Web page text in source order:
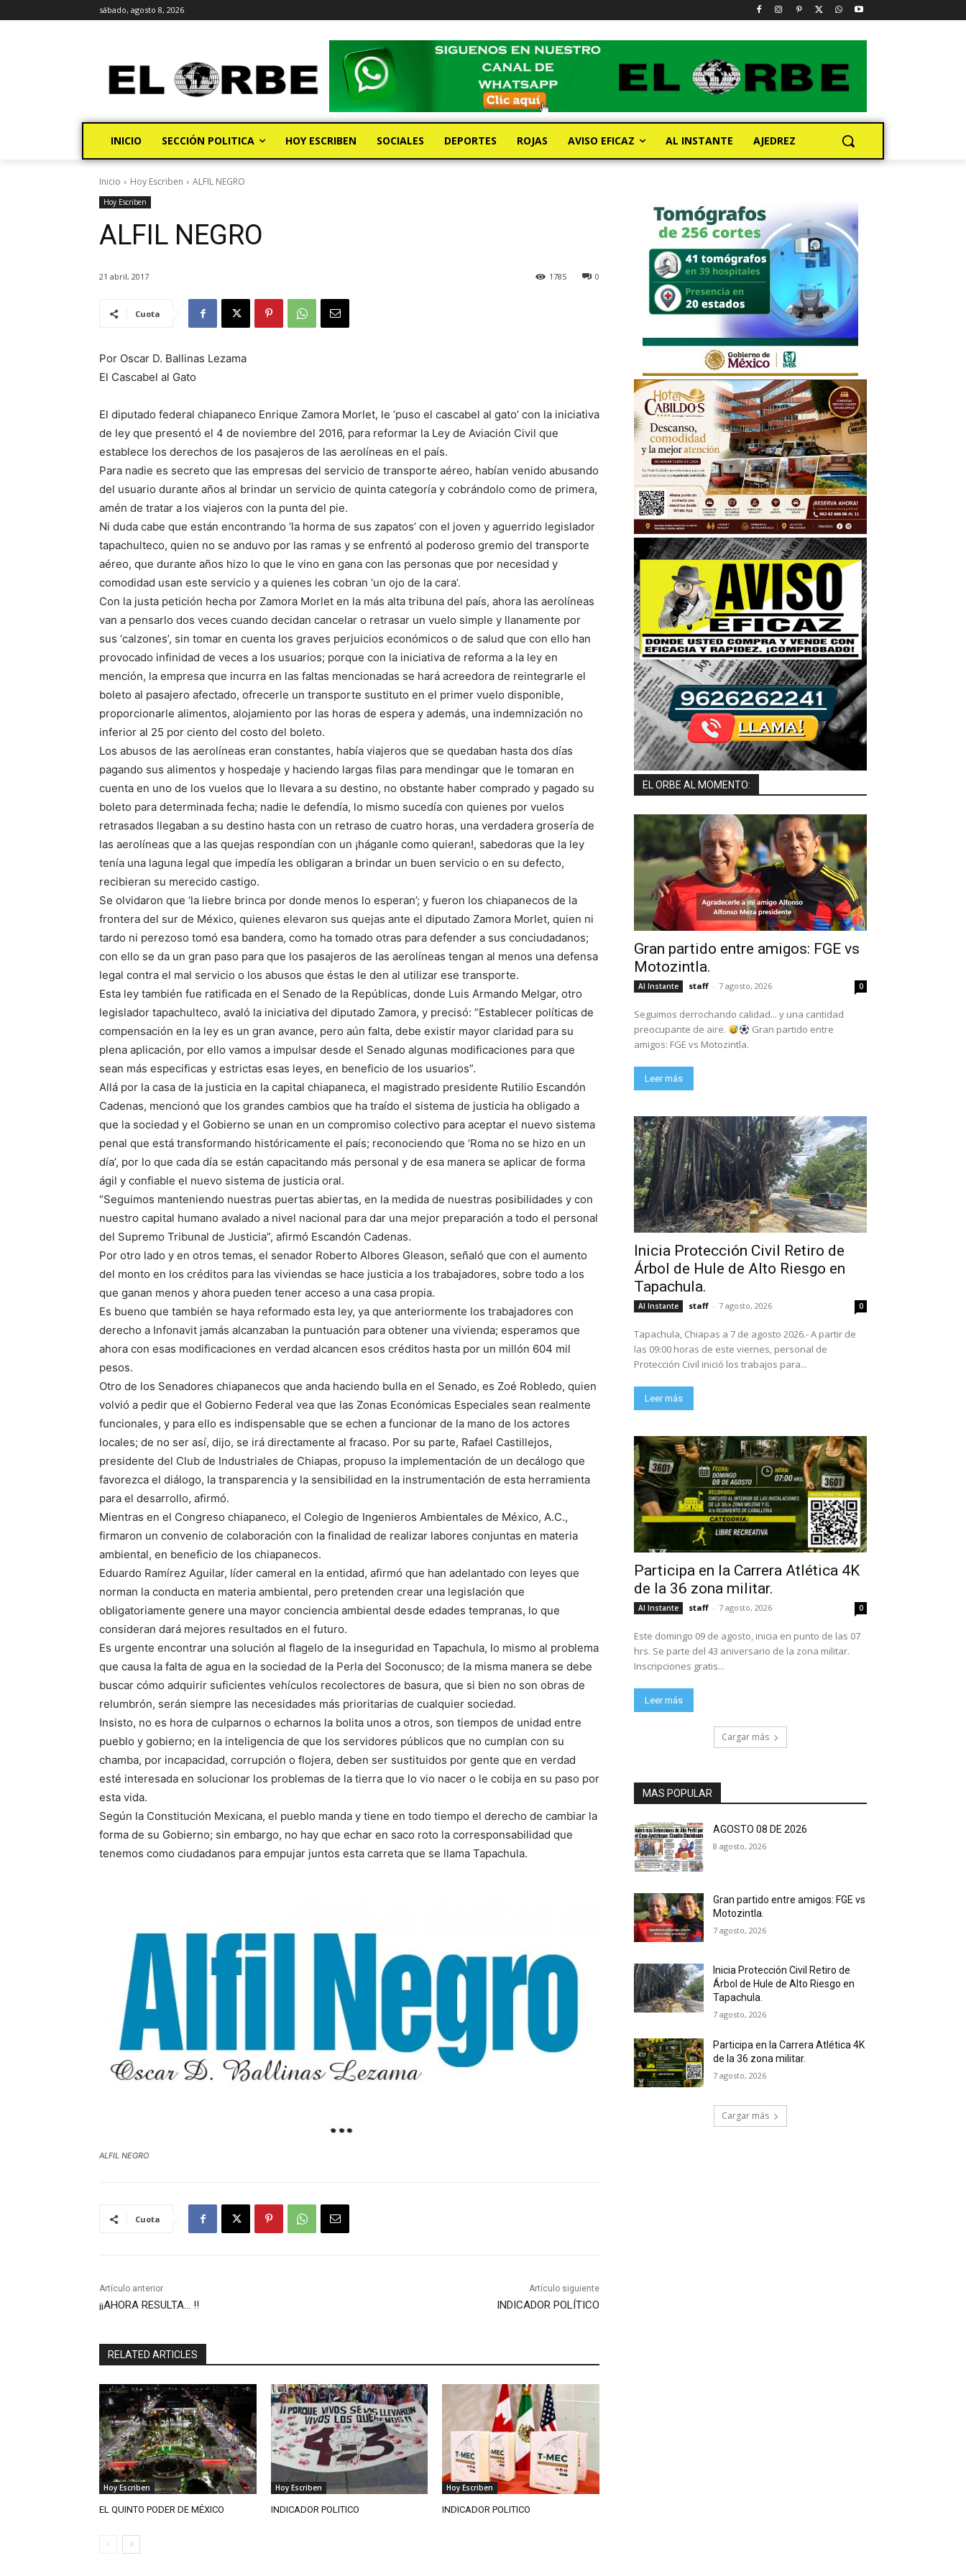
sábado, agosto 8, 2026
INICIO SECCIÓN POLITICA HOY ESCRIBEN SOCIALES DEPORTES ROJAS AVISO EFICAZ AL INSTANTE AJEDREZ
Inicio Hoy Escriben ALFIL NEGRO
Hoy Escriben
ALFIL NEGRO
21 abril, 2017 0
1785
Cuota
Por Oscar D. Ballinas Lezama
El Cascabel al Gato
El diputado federal chiapaneco Enrique Zamora Morlet, le ‘puso el cascabel al gato’ con la iniciativa
de ley que presentó el 4 de noviembre del 2016, para reformar la Ley de Aviación Civil que
establece los derechos de los pasajeros de las aerolíneas en el país.
Para nadie es secreto que las empresas del servicio de transporte aéreo, habían venido abusando
del usuario durante años al brindar un servicio de quinta categoría y cobrándolo como de primera,
amén de tratar a los viajeros con la punta del pie.
Ni duda cabe que están encontrando ‘la horma de sus zapatos’ con el joven y aguerrido legislador
tapachulteco, quien no se anduvo por las ramas y se enfrentó al poderoso gremio del transporte
aéreo, que durante años hizo lo que le vino en gana con las personas que por necesidad y
comodidad usan este servicio y a quienes les cobran ‘un ojo de la cara’.
Con la justa petición hecha por Zamora Morlet en la más alta tribuna del país, ahora las aerolíneas
van a pensarlo dos veces cuando decidan cancelar o retrasar un vuelo simple y llanamente por
sus ‘calzones’, sin tomar en cuenta los graves perjuicios económicos o de salud que con ello han
provocado infinidad de veces a los usuarios; porque con la iniciativa de reforma a la ley en
mención, la empresa que incurra en las faltas mencionadas se hará acreedora de reintegrarle el
boleto al pasajero afectado, ofrecerle un transporte sustituto en el primer vuelo disponible,
proporcionarle alimentos, alojamiento por las horas de espera y además, una indemnización no
inferior al 25 por ciento del costo del boleto.
Los abusos de las aerolíneas eran constantes, había viajeros que se quedaban hasta dos días
pagando sus alimentos y hospedaje y haciendo largas filas para mendingar que le tomaran en
cuenta en uno de los vuelos que lo llevara a su destino, no obstante haber comprado y pagado su
boleto para determinada fecha; nadie le defendía, lo mismo sucedía con quienes por vuelos
retrasados llegaban a su destino hasta con un retraso de cuatro horas, una verdadera grosería de
las aerolíneas que a las quejas respondían con un ¡háganle como quieran!, sabedoras que la ley
tenía una laguna legal que impedía les obligaran a brindar un buen servicio o en su defecto,
recibieran su merecido castigo.
Se olvidaron que ‘la liebre brinca por donde menos lo esperan’; y fueron los chiapanecos de la
frontera del sur de México, quienes elevaron sus quejas ante el diputado Zamora Morlet, quien ni
tardo ni perezoso tomó esa bandera, como ha tomado otras para defender a sus conciudadanos;
con ello se da un gran paso para que los pasajeros de las aerolíneas tengan al menos una defensa
legal contra el mal servicio o los abusos que éstas le den al utilizar ese transporte.
Esta ley también fue ratificada en el Senado de la Repúblicas, donde Luis Armando Melgar, otro
legislador tapachulteco, avaló la iniciativa del diputado Zamora, y precisó: ”Establecer políticas de
compensación en la ley es un gran avance, pero aún falta, debe existir mayor claridad para su
plena aplicación, por ello vamos a impulsar desde el Senado algunas modificaciones para que
sean más especificas y estrictas esas leyes, en beneficio de los usuarios”.
Allá por la casa de la justicia en la capital chiapaneca, el magistrado presidente Rutilio Escandón
Cadenas, mencionó que los grandes cambios que ha traído el sistema de justicia ha obligado a
que la sociedad y el Gobierno se unan en un compromiso colectivo para aceptar el nuevo sistema
penal que está transformando históricamente el país; reconociendo que ‘Roma no se hizo en un
día’, por lo que cada día se están capacitando más personal y de esa manera se aplicar de forma
ágil y confiable el nuevo sistema de justicia oral.
“Seguimos manteniendo nuestras puertas abiertas, en la medida de nuestras posibilidades y con
nuestro capital humano avalado a nivel nacional para dar una mejor preparación a todo el personal
del Supremo Tribunal de Justicia”, afirmó Escandón Cadenas.
Por otro lado y en otros temas, el senador Roberto Albores Gleason, señaló que con el aumento
del monto en los créditos para las viviendas se hace justicia a los trabajadores, sobre todo a los
que ganan menos y ahora pueden tener acceso a una casa propia.
Es bueno que también se haya reformado esta ley, ya que anteriormente los trabajadores con
derecho a Infonavit jamás alcanzaban la puntuación para obtener una vivienda; esperamos que
ahora con esas modificaciones en verdad alcancen esos créditos hasta por un millón 604 mil
pesos.
Otro de los Senadores chiapanecos que anda haciendo bulla en el Senado, es Zoé Robledo, quien
volvió a pedir que el Gobierno Federal vea que las Zonas Económicas Especiales sean realmente
funcionales, y para ello es indispensable que se echen a funcionar de la mano de los actores
locales; de no ser así, dijo, se irá directamente al fracaso. Por su parte, Rafael Castillejos,
presidente del Club de Industriales de Chiapas, propuso la implementación de un decálogo que
favorezca el diálogo, la transparencia y la sensibilidad en la instrumentación de esta herramienta
para el desarrollo, afirmó.
Mientras en el Congreso chiapaneco, el Colegio de Ingenieros Ambientales de México, A.C.,
firmaron un convenio de colaboración con la finalidad de realizar labores conjuntas en materia
ambiental, en beneficio de los chiapanecos.
Eduardo Ramírez Aguilar, líder cameral en la entidad, afirmó que han adelantado con leyes que
norman la conducta en materia ambiental, pero pretenden crear una legislación que
obligatoriamente genere una mayor conciencia ambiental desde edades tempranas, lo que
consideran dará mejores resultados en el futuro.
Es urgente encontrar una solución al flagelo de la inseguridad en Tapachula, lo mismo al problema
que causa la falta de agua en la sociedad de la Perla del Soconusco; de la misma manera se debe
buscar cómo adquirir suficientes vehículos recolectores de basura, que si bien no son obras de
relumbrón, serán siempre las necesidades más prioritarias de cualquier sociedad.
Insisto, no es hora de culparnos o echarnos la bolita unos a otros, son tiempos de unidad entre
pueblo y gobierno; en la inteligencia de que los servidores públicos que no cumplan con su
chamba, por incapacidad, corrupción o flojera, deben ser sustituidos por gente que en verdad
esté interesada en solucionar los problemas de la tierra que lo vio nacer o le cobija en su paso por
esta vida.
Según la Constitución Mexicana, el pueblo manda y tiene en todo tiempo el derecho de cambiar la
forma de su Gobierno; sin embargo, no hay que echar en saco roto la corresponsabilidad que
tenemos como ciudadanos para empujar juntos esta carreta que se llama Tapachula.
ALFIL NEGRO
Cuota
Artículo anterior
¡¡AHORA RESULTA… !!
Artículo siguiente
INDICADOR POLÍTICO
RELATED ARTICLES
Hoy Escriben
EL QUINTO PODER DE MÉXICO
Hoy Escriben
INDICADOR POLITICO
Hoy Escriben
INDICADOR POLITICO
EL ORBE AL MOMENTO:
Gran partido entre amigos: FGE vs
Motozintla.
Al Instante staff - 7 agosto, 2026 0
Seguimos derrochando calidad... y una cantidad
preocupante de aire.
Gran partido entre
amigos: FGE vs Motozintla.
Leer más
Inicia Protección Civil Retiro de
Árbol de Hule de Alto Riesgo en
Tapachula.
Al Instante staff - 7 agosto, 2026 0
Tapachula, Chiapas a 7 de agosto 2026.- A partir de
las 09:00 horas de este viernes, personal de
Protección Civil inició los trabajos para...
Leer más
Participa en la Carrera Atlética 4K
de la 36 zona militar.
Al Instante staff - 7 agosto, 2026 0
Este domingo 09 de agosto, inicia en punto de las 07
hrs. Se parte del 43 aniversario de la zona militar.
Inscripciones gratis...
Leer más
Cargar más
MAS POPULAR
AGOSTO 08 DE 2026
8 agosto, 2026
Gran partido entre amigos: FGE vs
Motozintla.
7 agosto, 2026
Inicia Protección Civil Retiro de
Árbol de Hule de Alto Riesgo en
Tapachula.
7 agosto, 2026
Participa en la Carrera Atlética 4K
de la 36 zona militar.
7 agosto, 2026
Cargar más